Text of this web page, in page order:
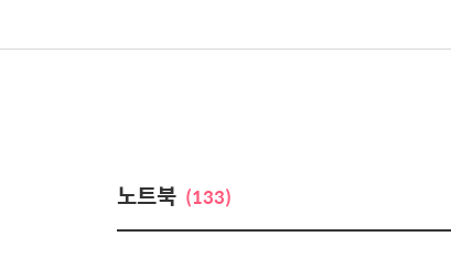
노트북 (133)